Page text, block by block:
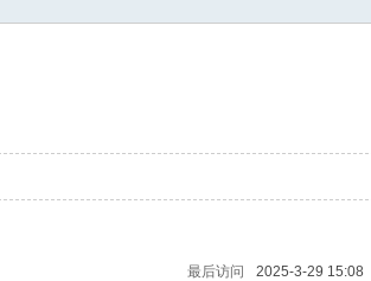
最后访问
2025-3-29 15:08